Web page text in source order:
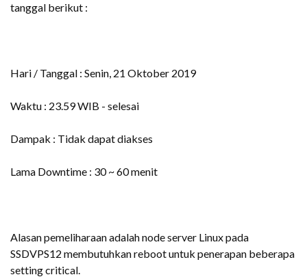
tanggal berikut :
Hari / Tanggal : Senin, 21 Oktober 2019
Waktu : 23.59 WIB - selesai
Dampak : Tidak dapat diakses
Lama Downtime : 30 ~ 60 menit
Alasan pemeliharaan adalah node server Linux pada
SSDVPS12 membutuhkan reboot untuk penerapan beberapa
setting critical.